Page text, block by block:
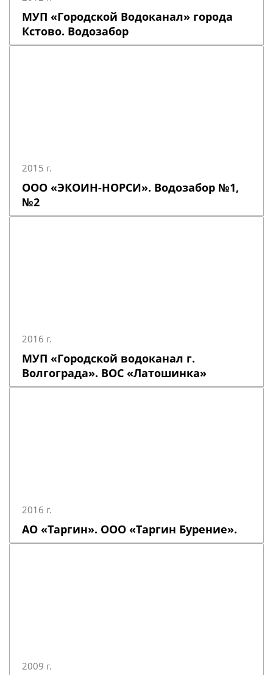
МУП «Городской Водоканал» города
Кстово. Водозабор
2015 г.
ООО «ЭКОИН-НОРСИ». Водозабор №1,
№2
2016 г.
МУП «Городской водоканал г.
Волгограда». ВОС «Латошинка»
2016 г.
АО «Таргин». ООО «Таргин Бурение».
2009 г.